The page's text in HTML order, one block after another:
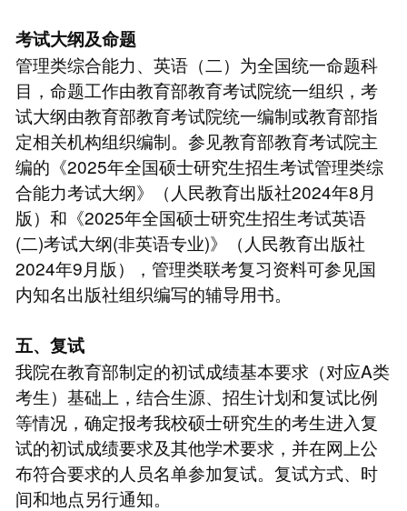
考试大纲及命题
管理类综合能力、英语（二）为全国统一命题科
目，命题工作由教育部教育考试院统一组织，考
试大纲由教育部教育考试院统一编制或教育部指
定相关机构组织编制。参见教育部教育考试院主
编的《2025年全国硕士研究生招生考试管理类综
合能力考试大纲》（人民教育出版社2024年8月
版）和《2025年全国硕士研究生招生考试英语
(二)考试大纲(非英语专业)》（人民教育出版社
2024年9月版），管理类联考复习资料可参见国
内知名出版社组织编写的辅导用书。
五、复试
我院在教育部制定的初试成绩基本要求（对应A类
考生）基础上，结合生源、招生计划和复试比例
等情况，确定报考我校硕士研究生的考生进入复
试的初试成绩要求及其他学术要求，并在网上公
布符合要求的人员名单参加复试。复试方式、时
间和地点另行通知。